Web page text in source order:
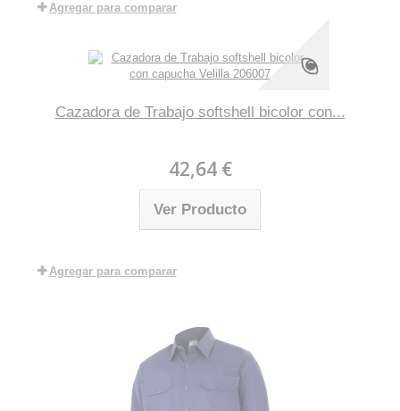
Agregar para comparar
Cazadora de Trabajo softshell bicolor con...
42,64 €
Ver Producto
Agregar para comparar